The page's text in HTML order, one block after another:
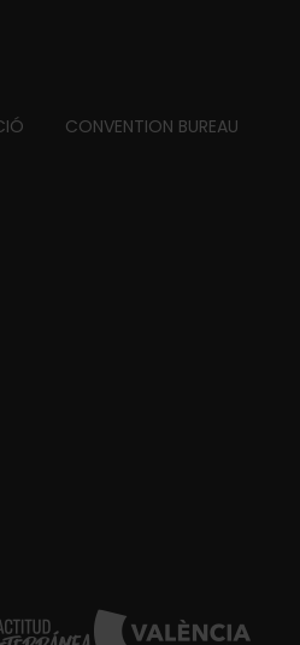
CONVENTION BUREAU